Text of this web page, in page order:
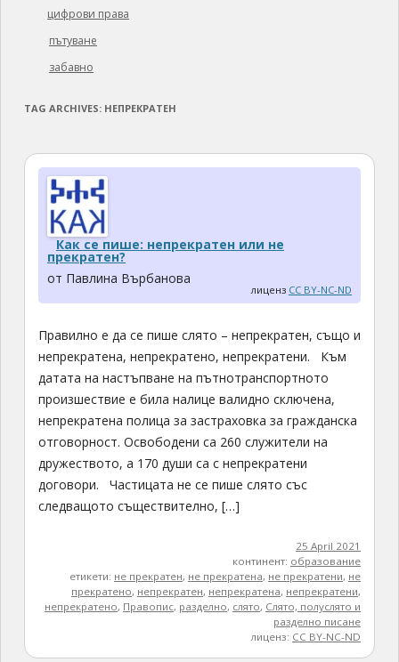
цифрови права
пътуване
забавно
TAG ARCHIVES: НЕПРЕКРАТЕН
Как се пише: непрекратен или не
прекратен?
от Павлина Върбанова
лиценз CC BY-NC-ND
Правилно е да се пише слято – непрекратен, също и
непрекратена, непрекратено, непрекратени. Към
датата на настъпване на пътнотранспортното
произшествие е била налице валидно сключена,
непрекратена полица за застраховка за гражданска
отговорност. Освободени са 260 служители на
дружеството, а 170 души са с непрекратени
договори. Частицата не се пише слято със
следващото съществително, […]
25 April 2021
континент: образование
етикети: не прекратен, не прекратена, не прекратени, не
прекратено, непрекратен, непрекратена, непрекратени,
непрекратено, Правопис, разделно, слято, Слято, полуслято и
разделно писане
лиценз: CC BY-NC-ND